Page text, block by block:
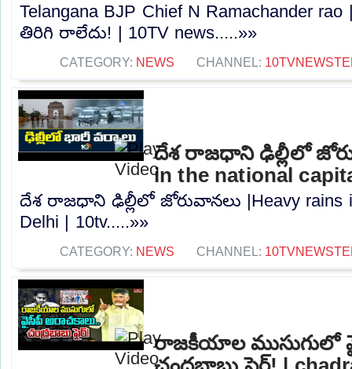
Telangana BJP Chief N Ramachander
తిరిగి రాలేదు! | 10TV news.....»»
CATEGORY: NEWS CHANNEL:
దేశ రాజధాని ఢిల్లీలో
in the national
దేశ రాజధాని ఢిల్లీలో జోరువానలు |Heavy rains
Delhi | 10tv.....»»
CATEGORY: NEWS CHANNEL:
రాజకీయాల ముసుగులో